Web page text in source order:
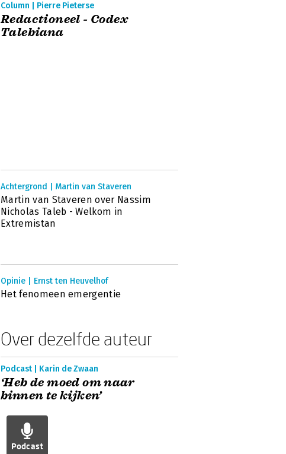
Column | Pierre Pieterse
Redactioneel - Codex
Talebiana
Achtergrond | Martin van Staveren
Martin van Staveren over Nassim
Nicholas Taleb - Welkom in
Extremistan
Opinie | Ernst ten Heuvelhof
Het fenomeen emergentie
Over dezelfde auteur
Podcast | Karin de Zwaan
‘Heb de moed om naar
binnen te kijken’
Podcast